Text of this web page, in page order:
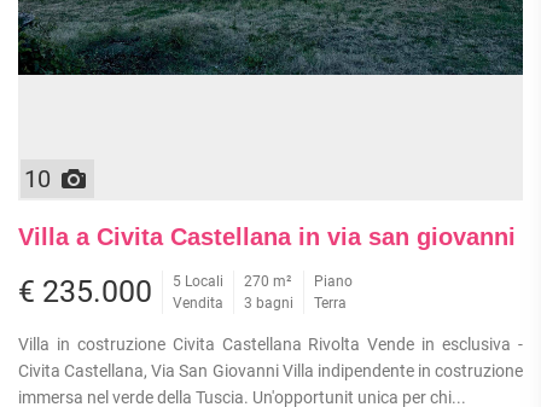
10
Villa a Civita Castellana in via san giovanni
€ 235.000
5 Locali
Vendita
270 m²
3 bagni
Piano
Terra
Villa in costruzione Civita Castellana Rivolta Vende in esclusiva -
Civita Castellana, Via San Giovanni Villa indipendente in costruzione
immersa nel verde della Tuscia. Un'opportunit unica per chi...